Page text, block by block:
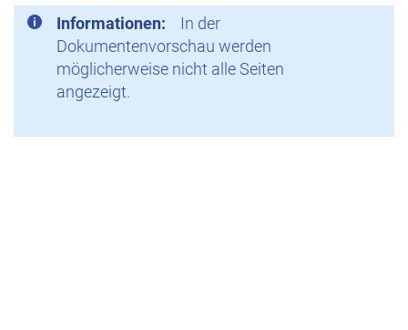
Informationen:
In der
Dokumentenvorschau werden
möglicherweise nicht alle Seiten
angezeigt.